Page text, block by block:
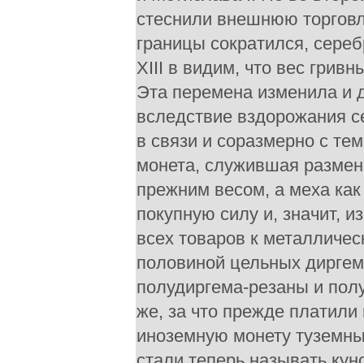
стеснили внешнюю
границы сократился,
XIII в видим, что вес
Эта перемена изменила и
вследствие вздорожания
в связи и соразмерно с
монета, служившая
прежним весом, а меха
покупную силу и, значит,
всех товаров к
половиной цельных
полудиргема-резаны и
же, за что прежде
иноземную монету